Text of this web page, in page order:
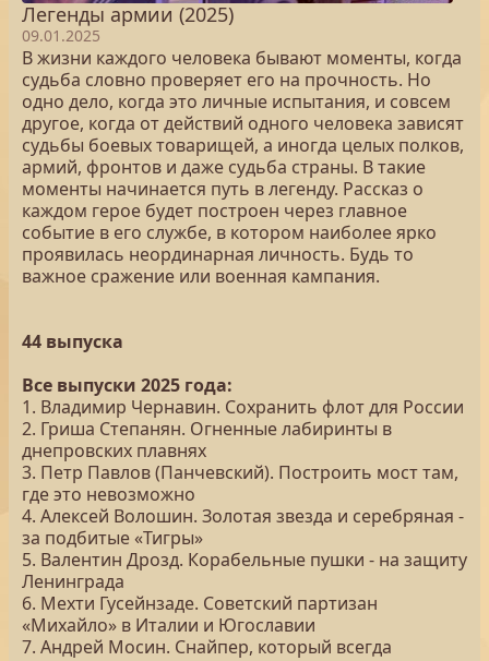
Легенды армии (2025)
09.01.2025
В жизни каждого человека бывают моменты, когда
судьба словно проверяет его на прочность. Но
одно дело, когда это личные испытания, и совсем
другое, когда от действий одного человека зависят
судьбы боевых товарищей, а иногда целых полков,
армий, фронтов и даже судьба страны. В такие
моменты начинается путь в легенду. Рассказ о
каждом герое будет построен через главное
событие в его службе, в котором наиболее ярко
проявилась неординарная личность. Будь то
важное сражение или военная кампания.
44 выпуска
Все выпуски 2025 года:
1. Владимир Чернавин. Сохранить флот для России
2. Гриша Степанян. Огненные лабиринты в
днепровских плавнях
3. Петр Павлов (Панчевский). Построить мост там,
где это невозможно
4. Алексей Волошин. Золотая звезда и серебряная -
за подбитые «Тигры»
5. Валентин Дрозд. Корабельные пушки - на защиту
Ленинграда
6. Мехти Гусейнзаде. Советский партизан
«Михайло» в Италии и Югославии
7. Андрей Мосин. Снайпер, который всегда